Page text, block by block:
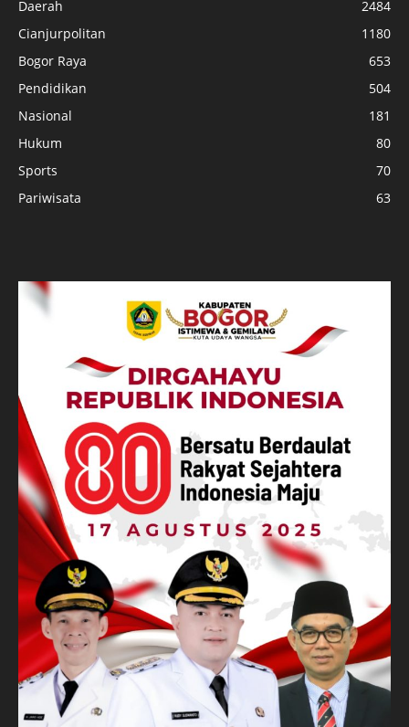
Daerah
2484
Cianjurpolitan
1180
Bogor Raya
653
Pendidikan
504
Nasional
181
Hukum
80
Sports
70
Pariwisata
63